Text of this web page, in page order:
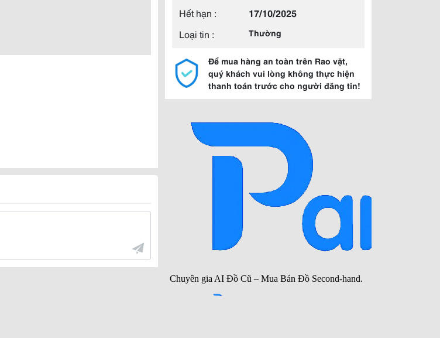
Hết hạn :
17/10/2025
Loại tin :
Thường
Để mua hàng an toàn trên Rao vặt,
quý khách vui lòng không thực hiện
thanh toán trước cho người đăng tin!